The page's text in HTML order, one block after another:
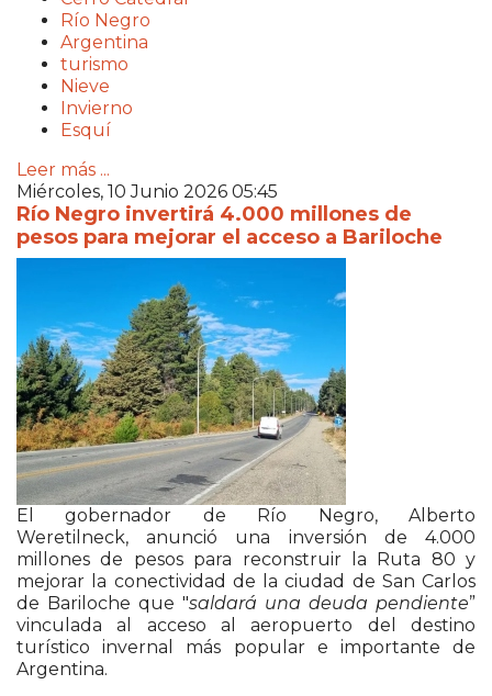
Río Negro
Argentina
turismo
Nieve
Invierno
Esquí
Leer más ...
Miércoles, 10 Junio 2026 05:45
Río Negro invertirá 4.000 millones de
pesos para mejorar el acceso a Bariloche
El gobernador de Río Negro,Alberto
Weretilneck, anunció una inversión de 4.000
millones de pesos para reconstruir la Ruta 80 y
mejorar la conectividad de la ciudad de San Carlos
de Bariloche que "saldará una deuda pendiente”
vinculada al acceso al aeropuerto del destino
turístico invernal más popular e importante de
Argentina.